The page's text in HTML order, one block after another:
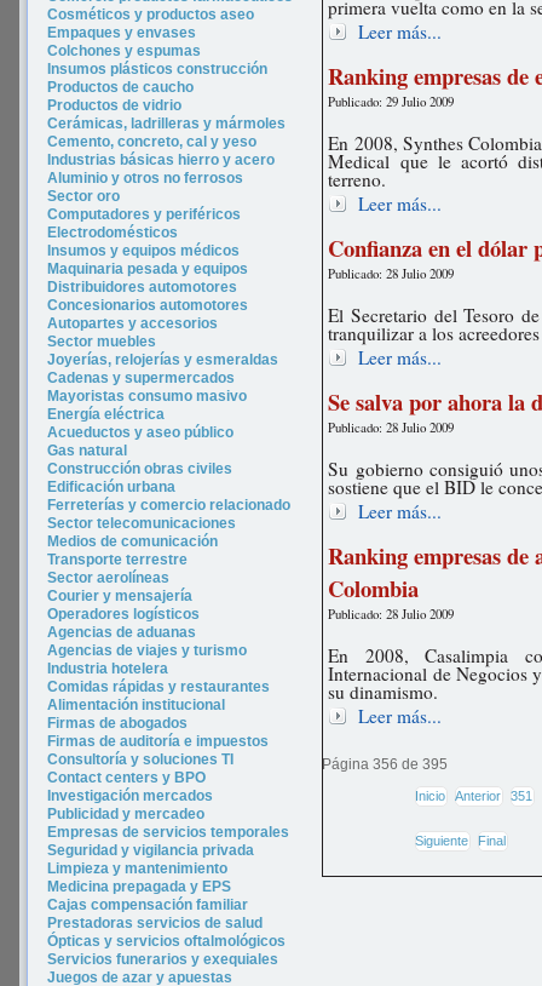
Cosméticos y productos aseo
Empaques y envases
Colchones y espumas
Insumos plásticos construcción
Productos de caucho
Productos de vidrio
Cerámicas, ladrilleras y mármoles
Cemento, concreto, cal y yeso
Industrias básicas hierro y acero
Aluminio y otros no ferrosos
Sector oro
Computadores y periféricos
Electrodomésticos
Insumos y equipos médicos
Maquinaria pesada y equipos
Distribuidores automotores
Concesionarios automotores
Autopartes y accesorios
Sector muebles
Joyerías, relojerías y esmeraldas
Cadenas y supermercados
Mayoristas consumo masivo
Energía eléctrica
Acueductos y aseo público
Gas natural
Construcción obras civiles
Edificación urbana
Ferreterías y comercio relacionado
Sector telecomunicaciones
Medios de comunicación
Transporte terrestre
Sector aerolíneas
Courier y mensajería
Operadores logísticos
Agencias de aduanas
Agencias de viajes y turismo
Industria hotelera
Comidas rápidas y restaurantes
Alimentación institucional
Firmas de abogados
Firmas de auditoría e impuestos
Consultoría y soluciones TI
Contact centers y BPO
Investigación mercados
Publicidad y mercadeo
Empresas de servicios temporales
Seguridad y vigilancia privada
Limpieza y mantenimiento
Medicina prepagada y EPS
Cajas compensación familiar
Prestadoras servicios de salud
Ópticas y servicios oftalmológicos
Servicios funerarios y exequiales
Juegos de azar y apuestas
primera vuelta como en la
Leer más...
Ranking empresas de
Publicado: 29 Julio 2009
En 2008, Synthes
Medical que le acortó
terreno.
Leer más...
Confianza en el dólar
Publicado: 28 Julio 2009
El Secretario del Tesoro
tranquilizar a los
Leer más...
Se salva por ahora la
Publicado: 28 Julio 2009
Su gobierno consiguió
sostiene que el BID le
Leer más...
Ranking empresas de
Colombia
Publicado: 28 Julio 2009
En 2008, Casalimpia
Internacional de Negocios
su dinamismo.
Leer más...
Página 356 de 395
Inicio Anterior 351
Siguiente Final